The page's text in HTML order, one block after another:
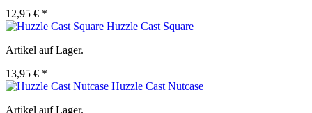
12,95 € *
Huzzle Cast Square
Artikel auf Lager.
13,95 € *
Huzzle Cast Nutcase
Artikel auf Lager.